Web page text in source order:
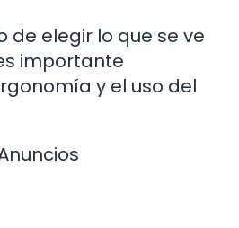
de elegir lo que se ve
importante
y el uso del